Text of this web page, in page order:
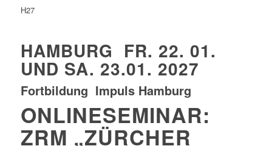
H27
HAMBURG FR. 22. 01.
UND SA. 23.01. 2027
Fortbildung Impuls Hamburg
ONLINESEMINAR:
ZRM „ZÜRCHER